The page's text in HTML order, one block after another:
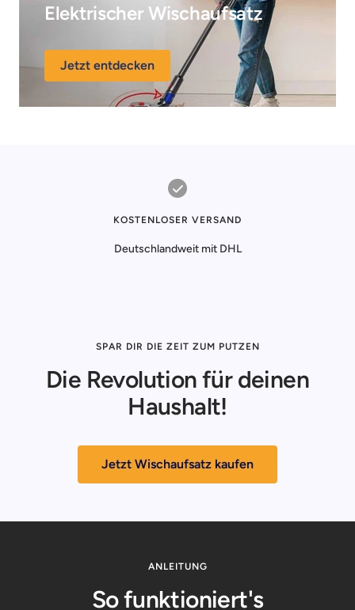
Elektrischer Wischaufsatz
Jetzt entdecken
KOSTENLOSER VERSAND
Deutschlandweit mit DHL
SPAR DIR DIE ZEIT ZUM PUTZEN
Die Revolution für deinen
Haushalt!
Jetzt Wischaufsatz kaufen
ANLEITUNG
So funktioniert's